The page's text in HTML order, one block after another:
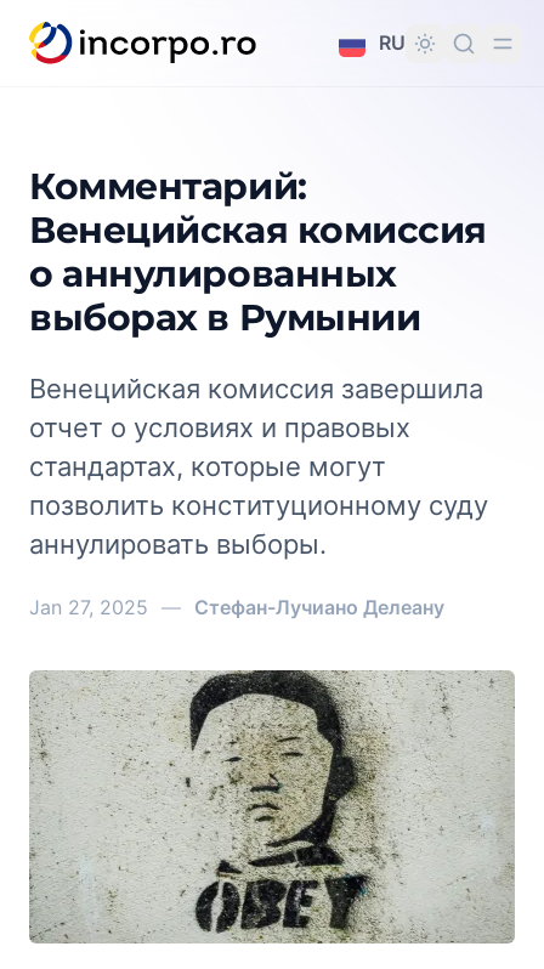
контенту
RU
Комментарий:
Венецийская комиссия
о аннулированных
выборах в Румынии
Венецийская комиссия завершила
отчет о условиях и правовых
стандартах, которые могут
позволить конституционному суду
аннулировать выборы.
Jan 27, 2025 — Стефан-Лучиано Делеану